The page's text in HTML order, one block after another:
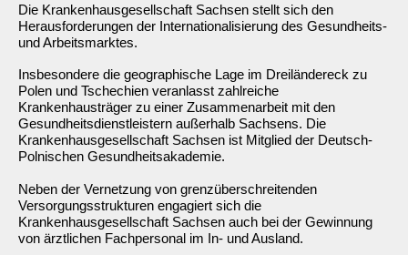
Die Krankenhausgesellschaft Sachsen stellt sich den
Herausforderungen der Internationalisierung des Gesundheits-
und Arbeitsmarktes.
Insbesondere die geographische Lage im Dreiländereck zu
Polen und Tschechien veranlasst zahlreiche
Krankenhausträger zu einer Zusammenarbeit mit den
Gesundheitsdienstleistern außerhalb Sachsens. Die
Krankenhausgesellschaft Sachsen ist Mitglied der Deutsch-
Polnischen Gesundheitsakademie.
Neben der Vernetzung von grenzüberschreitenden
Versorgungsstrukturen engagiert sich die
Krankenhausgesellschaft Sachsen auch bei der Gewinnung
von ärztlichen Fachpersonal im In- und Ausland.